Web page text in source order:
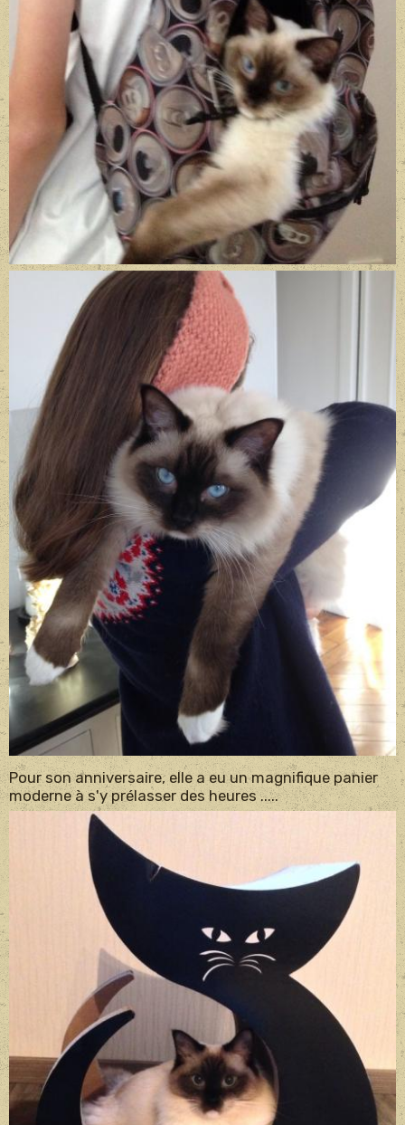
Pour son anniversaire, elle a eu un magnifique panier
moderne à s'y prélasser des heures .....